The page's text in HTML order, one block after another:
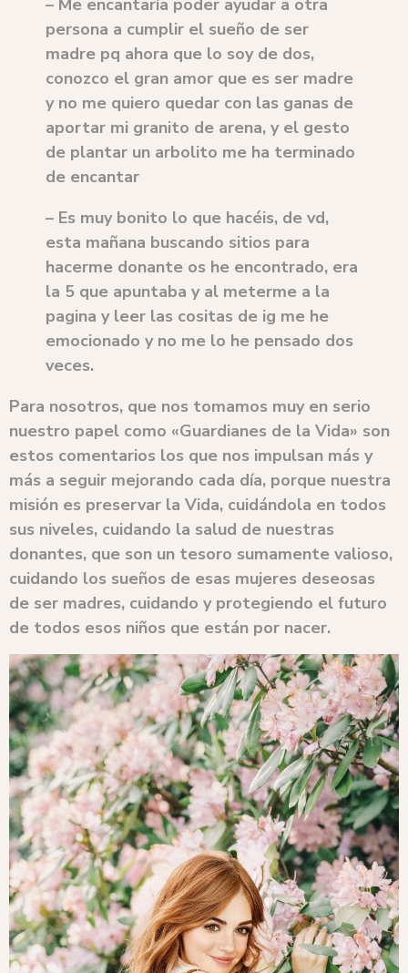
– Me encantaría poder ayudar a otra
persona a cumplir el sueño de ser
madre pq ahora que lo soy de dos,
conozco el gran amor que es ser madre
y no me quiero quedar con las ganas de
aportar mi granito de arena, y el gesto
de plantar un arbolito me ha terminado
de encantar
– Es muy bonito lo que hacéis, de vd,
esta mañana buscando sitios para
hacerme donante os he encontrado, era
la 5 que apuntaba y al meterme a la
pagina y leer las cositas de ig me he
emocionado y no me lo he pensado dos
veces.
Para nosotros, que nos tomamos muy en serio
nuestro papel como «Guardianes de la Vida» son
estos comentarios los que nos impulsan más y
más a seguir mejorando cada día, porque nuestra
misión es preservar la Vida, cuidándola en todos
sus niveles, cuidando la salud de nuestras
donantes, que son un tesoro sumamente valioso,
cuidando los sueños de esas mujeres deseosas
de ser madres, cuidando y protegiendo el futuro
de todos esos niños que están por nacer.